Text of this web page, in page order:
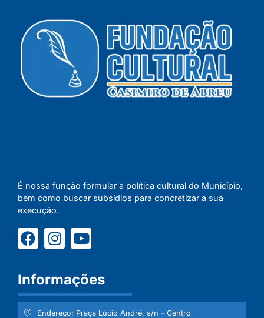
É nossa função formular a política cultural do Município,
bem como buscar subsídios para concretizar a sua
execução.
Informações
Endereço: Praça Lúcio André, s/n – Centro